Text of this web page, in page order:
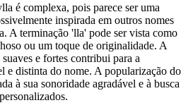
é complexa, pois parece ser uma
inspirada em outros nomes
A terminação 'lla' pode ser vista como
ou um toque de originalidade. A
e fortes contribui para a
e distinta do nome. A popularização do
à sua sonoridade agradável e à busca